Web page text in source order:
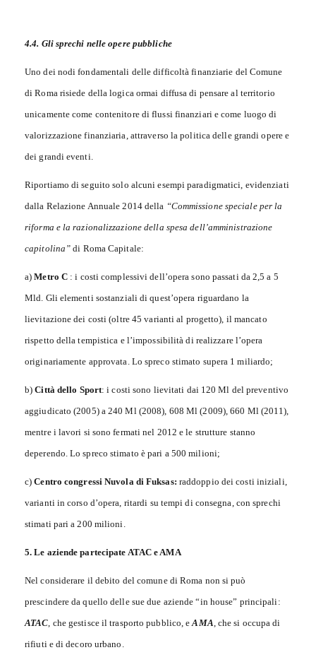
4.4. Gli sprechi nelle opere pubbliche
Uno dei nodi fondamentali delle difficoltà finanziarie del Comune
di Roma risiede della logica ormai diffusa di pensare al territorio
unicamente come contenitore di flussi finanziari e come luogo di
valorizzazione finanziaria, attraverso la politica delle grandi opere e
dei grandi eventi.
Riportiamo di seguito solo alcuni esempi paradigmatici, evidenziati
dalla Relazione Annuale 2014 della “Commissione speciale per la
riforma e la razionalizzazione della spesa dell’amministrazione
capitolina”di Roma Capitale:
a)Metro C : i costi complessivi dell’opera sono passati da 2,5 a 5
Mld. Gli elementi sostanziali di quest’opera riguardano la
lievitazione dei costi (oltre 45 varianti al progetto), il mancato
rispetto della tempistica e l’impossibilità di realizzare l’opera
originariamente approvata. Lo spreco stimato supera 1 miliardo;
b)Città dello Sport: i costi sono lievitati dai 120 Ml del preventivo
aggiudicato (2005) a 240 Ml (2008), 608 Ml (2009), 660 Ml (2011),
mentre i lavori si sono fermati nel 2012 e le strutture stanno
deperendo. Lo spreco stimato è pari a 500 milioni;
c)Centro congressi Nuvola di Fuksas: raddoppio dei costi iniziali,
varianti in corso d’opera, ritardi su tempi di consegna, con sprechi
stimati pari a 200 milioni.
5. Le aziende partecipate ATAC e AMA
Nel considerare il debito del comune di Roma non si può
prescindere da quello delle sue due aziende “in house” principali:
ATAC, che gestisce il trasporto pubblico, eAMA, che si occupa di
rifiuti e di decoro urbano.